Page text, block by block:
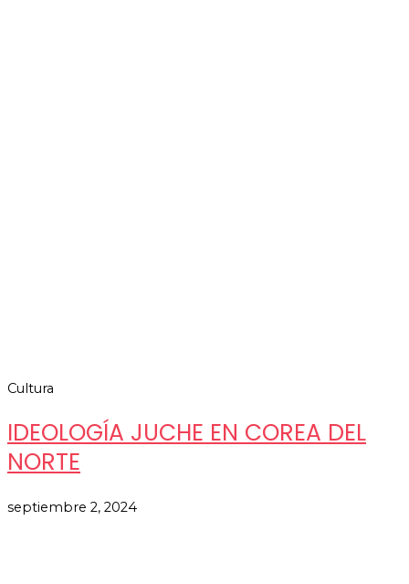
Cultura
IDEOLOGÍA JUCHE EN COREA DEL
NORTE
septiembre 2, 2024